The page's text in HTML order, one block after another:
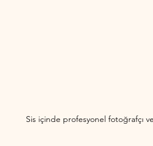
Sis içinde profesyonel fotoğrafçı